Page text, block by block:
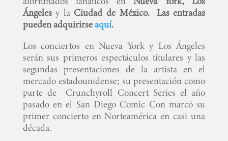
Ángelesy la Ciudad de México. Las entradas
pueden adquirirseaquí.
Los conciertos en Nueva York y Los Ángeles
serán sus primeros espectáculos titulares y las
segundas presentaciones de la artista en el
mercado estadounidense; su presentación como
parte de Crunchyroll Concert Series el año
pasado en el San Diego Comic Con marcó su
primer concierto en Norteamérica en casi una
década.